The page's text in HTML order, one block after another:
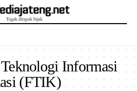
Informasi
(FTIK)